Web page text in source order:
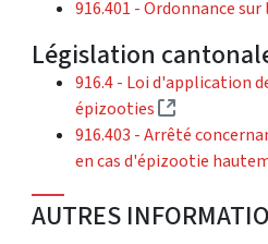
916.401 - Ordonnance
Législation
916.4 - Loi d'application
épizooties
(Lien externe)
916.403 - Arrêté
en cas d'épizootie
AUTRES